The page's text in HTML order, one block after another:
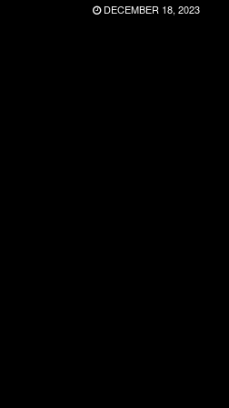
DECEMBER 18, 2023